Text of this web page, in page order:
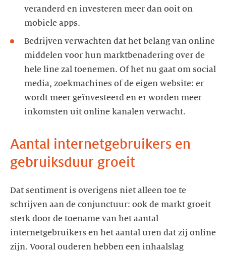
veranderd en investeren meer dan ooit on
mobiele apps.
Bedrijven verwachten dat het belang van online
middelen voor hun marktbenadering over de
hele line zal toenemen. Of het nu gaat om social
media, zoekmachines of de eigen website: er
wordt meer geïnvesteerd en er worden meer
inkomsten uit online kanalen verwacht.
Aantal internetgebruikers en
gebruiksduur groeit
Dat sentiment is overigens niet alleen toe te
schrijven aan de conjunctuur: ook de markt groeit
sterk door de toename van het aantal
internetgebruikers en het aantal uren dat zij online
zijn. Vooral ouderen hebben een inhaalslag